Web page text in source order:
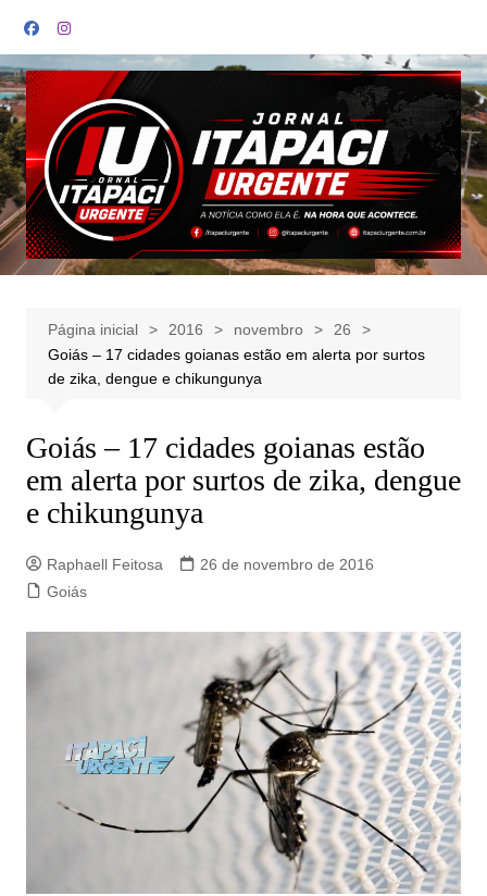
para
o
conteúdo
Página inicial 2016 novembro
26
Goiás – 17 cidades goianas estão em alerta por surtos
de zika, dengue e chikungunya
Goiás – 17 cidades goianas estão
em alerta por surtos de zika, dengue
e chikungunya
Raphaell Feitosa
26 de novembro de 2016
Goiás